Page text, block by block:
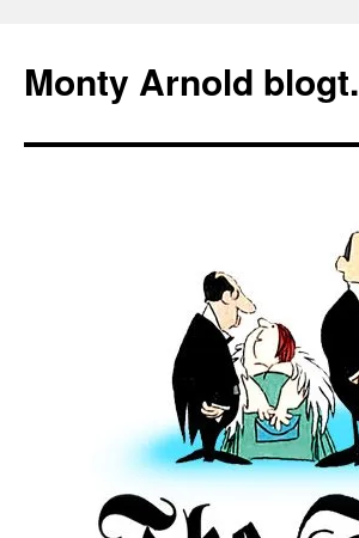
springen
Monty Arnold blogt.